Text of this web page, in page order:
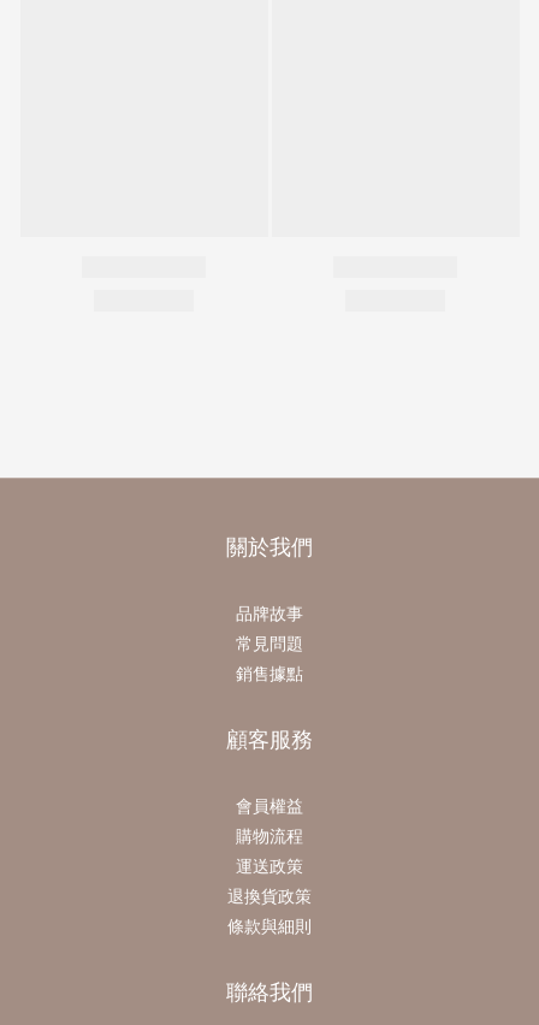
關於我們
品牌故事
常見問題
銷售據點
顧客服務
會員權益
購物流程
運送政策
退換貨政策
條款與細則
聯絡我們